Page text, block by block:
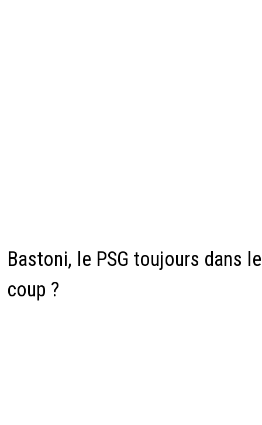
Bastoni, le PSG toujours dans le
coup ?